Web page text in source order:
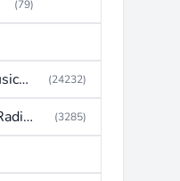
(79)
AUDIO (Equipos de Musica, Amplificadores, Reproductores, Etc) (24232)
Autoradio (Potencias, Radios y DVD) (3285)